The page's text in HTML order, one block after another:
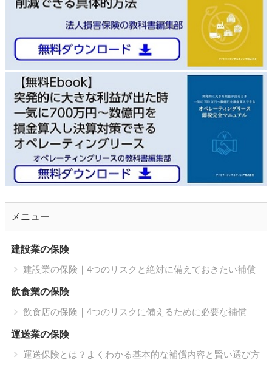
メニュー
建設業の保険
建設業の保険｜4つのリスクと絶対に備えておきたい補償
飲食業の保険
飲食店の保険｜4つのリスクに備えるために必要な補償
運送業の保険
運送保険とは？よくわかる基本的な補償内容と賢い選び方